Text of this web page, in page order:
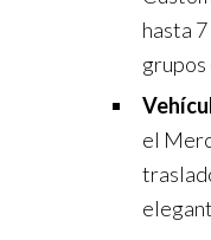
hasta
grupos
el